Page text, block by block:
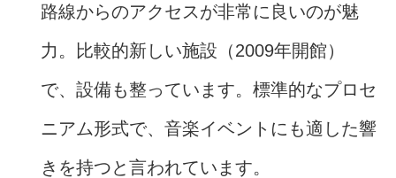
路線からのアクセスが非常に良いのが魅
力。比較的新しい施設（2009年開館）
で、設備も整っています。標準的なプロセ
ニアム形式で、音楽イベントにも適した響
きを持つと言われています。